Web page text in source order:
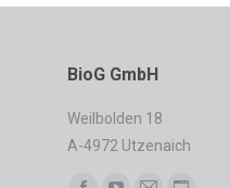
BioG GmbH
Weilbolden 18
A-4972 Utzenaich
Finden Sie uns auf: